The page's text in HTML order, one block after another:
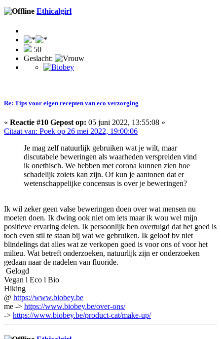
Ethicalgirl
50
Geslacht:
Re: Tips voor eigen recepten van eco verzorging
« Reactie #10 Gepost op: 05 juni 2022, 13:55:08 »
Citaat van: Poek op 26 mei 2022, 19:00:06
Je mag zelf natuurlijk gebruiken wat je wilt, maar
discutabele beweringen als waarheden verspreiden vind
ik onethisch. We hebben met corona kunnen zien hoe
schadelijk zoiets kan zijn. Of kun je aantonen dat er
wetenschappelijke concensus is over je beweringen?
Ik wil zeker geen valse beweringen doen over wat mensen nu
moeten doen. Ik dwing ook niet om iets maar ik wou wel mijn
positieve ervaring delen. Ik persoonlijk ben overtuigd dat het goed is
toch even stil te staan bij wat we gebruiken. Ik geloof bv niet
blindelings dat alles wat ze verkopen goed is voor ons of voor het
milieu. Wat betreft onderzoeken, natuurlijk zijn er onderzoeken
gedaan naar de nadelen van fluoride.
Gelogd
Vegan l Eco l Bio
Hiking
@ https://www.biobey.be
me -> https://www.biobey.be/over-ons/
-> https://www.biobey.be/product-cat/make-up/